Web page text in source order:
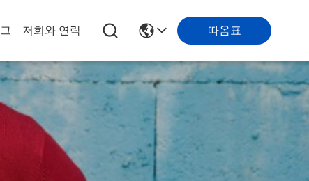
저희와 연락 따옴표